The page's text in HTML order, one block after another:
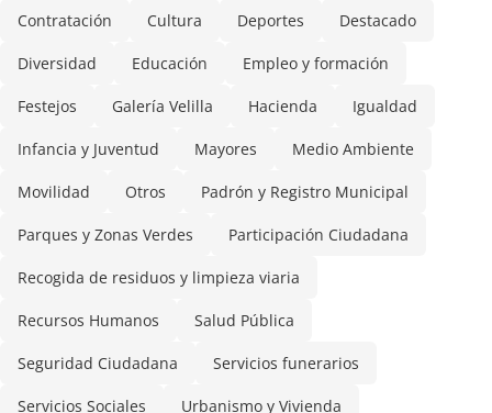
Contratación Cultura Deportes Destacado
Diversidad Educación Empleo y formación
Festejos Galería Velilla Hacienda Igualdad
Infancia y Juventud Mayores Medio Ambiente
Movilidad Otros Padrón y Registro Municipal
Parques y Zonas Verdes Participación Ciudadana
Recogida de residuos y limpieza viaria
Recursos Humanos Salud Pública
Seguridad Ciudadana Servicios funerarios
Servicios Sociales Urbanismo y Vivienda